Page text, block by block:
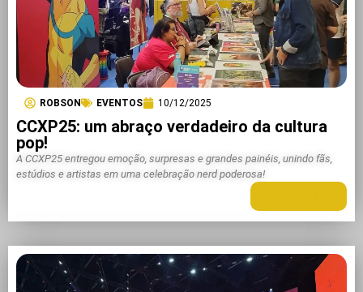
ROBSON EVENTOS 10/12/2025
CCXP25: um abraço verdadeiro da cultura
pop!
A CCXP25 entregou emoção, surpresas e grandes painéis, unindo fãs,
estúdios e artistas em uma celebração nerd poderosa!